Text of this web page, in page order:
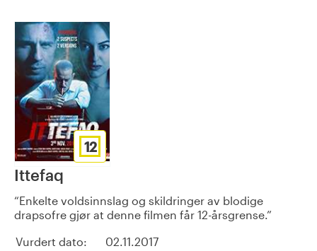
12
Ittefaq
Enkelte voldsinnslag og skildringer av blodige
drapsofre gjør at denne filmen får 12-årsgrense.
Vurdert dato:
02.11.2017